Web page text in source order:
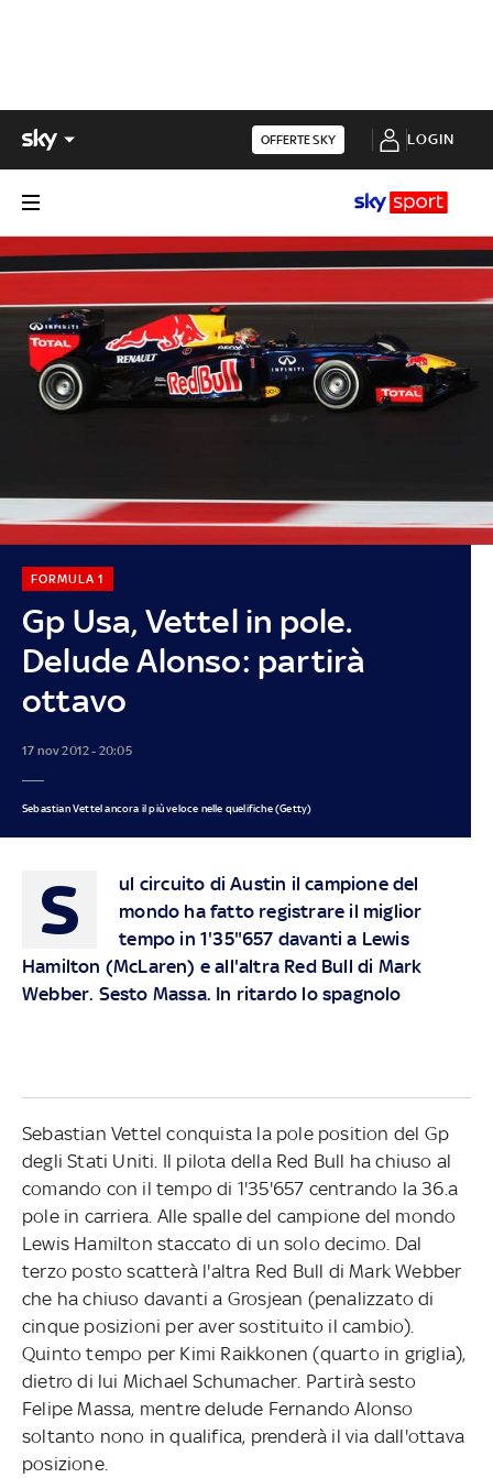
OFFERTE SKY LOGIN
Gp Usa, Vettel in pole.
Delude Alonso: partirà
ottavo
FORMULA 1
17 nov 2012 - 20:05
Sebastian Vettel ancora il più veloce nelle quelifiche (Getty)
S
ul circuito di Austin il campione del
mondo ha fatto registrare il miglior
tempo in 1'35"657 davanti a Lewis
Hamilton (McLaren) e all'altra Red Bull di Mark
Webber. Sesto Massa. In ritardo lo spagnolo
Sebastian Vettel conquista la pole position del Gp
degli Stati Uniti. Il pilota della Red Bull ha chiuso al
comando con il tempo di 1'35'657 centrando la 36.a
pole in carriera. Alle spalle del campione del mondo
Lewis Hamilton staccato di un solo decimo. Dal
terzo posto scatterà l'altra Red Bull di Mark Webber
che ha chiuso davanti a Grosjean (penalizzato di
cinque posizioni per aver sostituito il cambio).
Quinto tempo per Kimi Raikkonen (quarto in griglia),
dietro di lui Michael Schumacher. Partirà sesto
Felipe Massa, mentre delude Fernando Alonso
soltanto nono in qualifica, prenderà il via dall'ottava
posizione.